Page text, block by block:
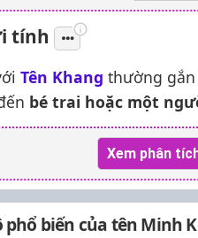
tính
Tên Khang thường
bé trai hoặc một
Xem phân
biến của tên Minh